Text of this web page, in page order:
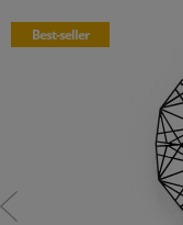
Best-seller